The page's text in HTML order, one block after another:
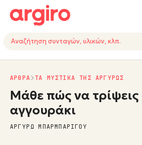
ΑΡΘΡΑ ΤΑ ΜΥΣΤΙΚΑ ΤΗΣ ΑΡΓΥΡΩΣ
Μάθε πώς να
αγγουράκι
ΑΡΓΥΡΩ ΜΠΑΡΜΠΑΡΙΓΟΥ